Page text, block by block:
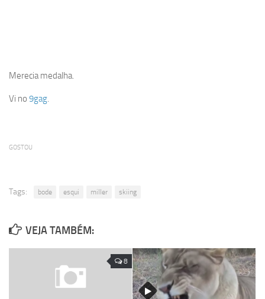
Merecia medalha.
Vi no 9gag.
GOSTOU
Tags: bode esqui miller skiing
VEJA TAMBÉM:
8